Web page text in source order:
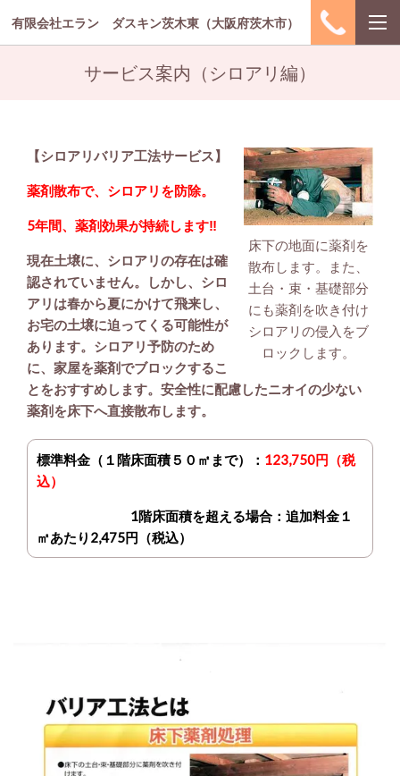
有限会社エラン ダスキン茨木東（大阪府茨木市）
サービス案内（シロアリ編）
床下の地面に薬剤を
散布します。また、
土台・束・基礎部分
にも薬剤を吹き付け
シロアリの侵入をブ
ロックします。
【シロアリバリア工法サービス】
薬剤散布で、シロアリを防除。
5年間、薬剤効果が持続します‼
現在土壌に、シロアリの存在は確
認されていません。しかし、シロ
アリは春から夏にかけて飛来し、
お宅の土壌に迫ってくる可能性が
あります。 シロアリ予防のため
に、家屋を薬剤でブロックするこ
とをおすすめします。 安全性に配慮したニオイの少ない
薬剤を床下へ直接散布します。
標準料金 （１階床面積５０㎡まで）： 123,750円 （税
込）
1階床面積を超える場合：追加料金１
㎡あたり2,475円（税込）